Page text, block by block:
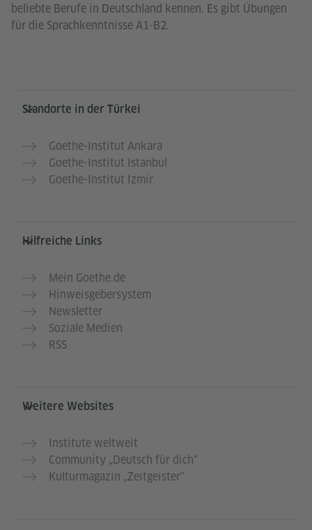
beliebte Berufe in Deutschland kennen. Es gibt Übungen
für die Sprachkenntnisse A1-B2.
Service- und Informationsbereich
Standorte in der Türkei
Goethe-Institut Ankara
Goethe-Institut Istanbul
Goethe-Institut Izmir
Hilfreiche Links
Mein Goethe.de
Hinweisgebersystem
Newsletter
Soziale Medien
RSS
Weitere Websites
Institute weltweit
Community „Deutsch für dich“
Kulturmagazin „Zeitgeister“